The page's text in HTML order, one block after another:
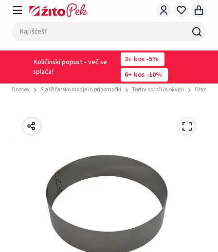
Količinski popust - več se
splača!
3 kos -5%
6
kos -10%
Domov Slaščičarsko orodje in pripomočki Tortni obroči in okvirji Obroči